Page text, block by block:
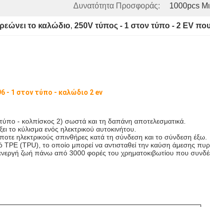
Δυνατότητα Προσφοράς: 1000pcs
το καλώδιο, 250V τύπος - 1 στον τύπο - 2 EV
- 1 στον τύπο - καλώδιο 2 ev
- κολπίσκος 2) σωστά και τη δαπάνη αποτελεσματικά.
το κύλισμα ενός ηλεκτρικού αυτοκινήτου.
ηλεκτρικούς σπινθήρες κατά τη σύνδεση και το σύνδεση έξω.
(TPU), το οποίο μπορεί να αντισταθεί την καύση άμεσης
ζωή πάνω από 3000 φορές του χρηματοκιβωτίου που